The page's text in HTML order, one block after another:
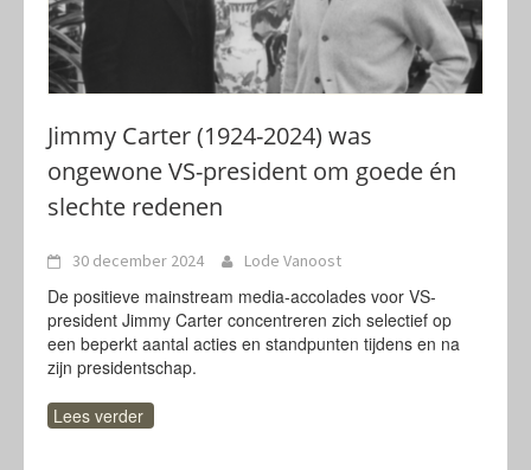
Jimmy Carter (1924-2024) was
ongewone VS-president om goede én
slechte redenen
30 december 2024 Lode Vanoost
De positieve mainstream media-accolades voor VS-
president Jimmy Carter concentreren zich selectief op
een beperkt aantal acties en standpunten tijdens en na
zijn presidentschap.
Lees verder